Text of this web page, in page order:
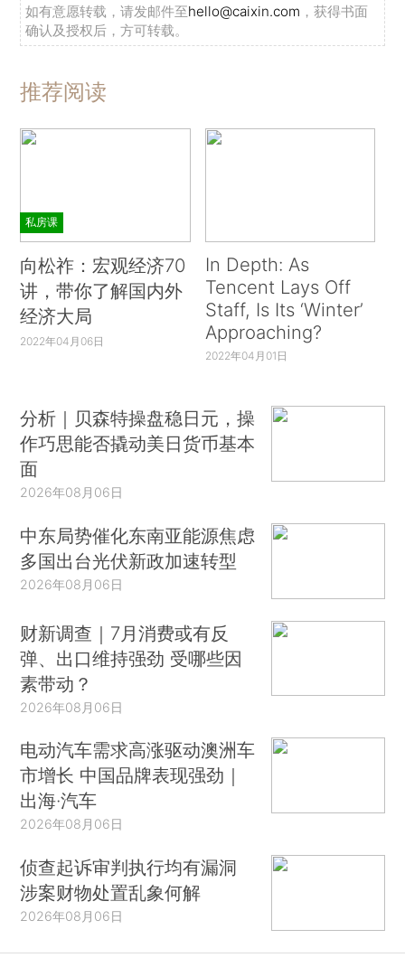
如有意愿转载，请发邮件至hello@caixin.com ，获得书面
确认及授权后，方可转载。
推荐阅读
私房课
向松祚：宏观经济70
讲，带你了解国内外
经济大局
2022年04月06日
In Depth: As
Tencent Lays Off
Staff, Is Its ‘Winter’
Approaching?
2022年04月01日
分析｜贝森特操盘稳日元，操
作巧思能否撬动美日货币基本
面
2026年08月06日
中东局势催化东南亚能源焦虑
多国出台光伏新政加速转型
2026年08月06日
财新调查｜7月消费或有反
弹、出口维持强劲 受哪些因
素带动？
2026年08月06日
电动汽车需求高涨驱动澳洲车
市增长 中国品牌表现强劲｜
出海·汽车
2026年08月06日
侦查起诉审判执行均有漏洞
涉案财物处置乱象何解
2026年08月06日